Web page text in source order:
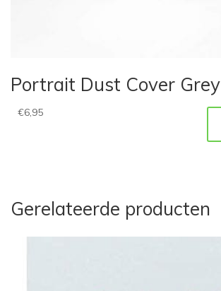
Portrait Dust Cover Grey
€6,95
Gerelateerde producten